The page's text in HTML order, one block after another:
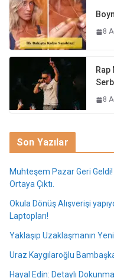
8
Rap
8
Son Yazılar
Muhteşem Pazar Geri Geldi!
Ortaya Çıktı.
Okula Dönüş Alışverişi
Laptopları!
Yaklaşıp Uzaklaşmanın
Uraz Kaygılaroğlu
Hayal Edin: Detaylı